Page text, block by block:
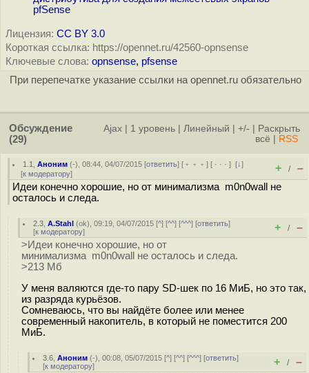
pfSense
Лицензия: CC BY 3.0
Короткая ссылка: https://opennet.ru/42560-opnsense
Ключевые слова: opnsense, pfsense
При перепечатке указание ссылки на opennet.ru обязательно
Обсуждение
(29)
Ajax 1 уровень Линейный +/-
Раскрыть
всё
RSS
1.1 ,Аноним (-), 08:44, 04/07/2015 [ответить] [ ﹢﹢﹢] [ · · ·][↓]
[к модератору] + / –
Идеи конечно хорошие, но от минимализма m0n0wall не
осталось и следа.
2.3 ,A.Stahl (ok), 09:19, 04/07/2015 [^] [^^] [^^^] [ответить]
[к модератору] + / –
>Идеи конечно хорошие, но от
минимализма m0n0wall не осталось и следа.
>213 Мб
У меня валяются где-то пару SD-шек по 16 МиБ, но это так,
из разряда курьёзов.
Сомневаюсь, что вы найдёте более или менее
современный накопитель, в который не поместится 200
МиБ.
3.6 ,Аноним (-), 00:08, 05/07/2015 [^] [^^] [^^^] [ответить]
[к модератору] + / –